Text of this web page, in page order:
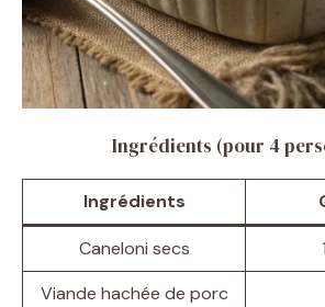
Ingrédients (pour 4
Ingrédients
Caneloni secs
Viande hachée de porc